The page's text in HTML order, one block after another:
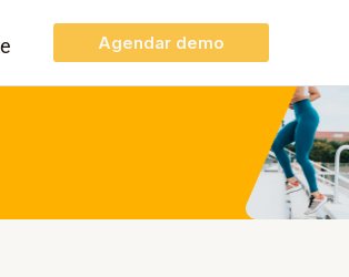
Agendar demo